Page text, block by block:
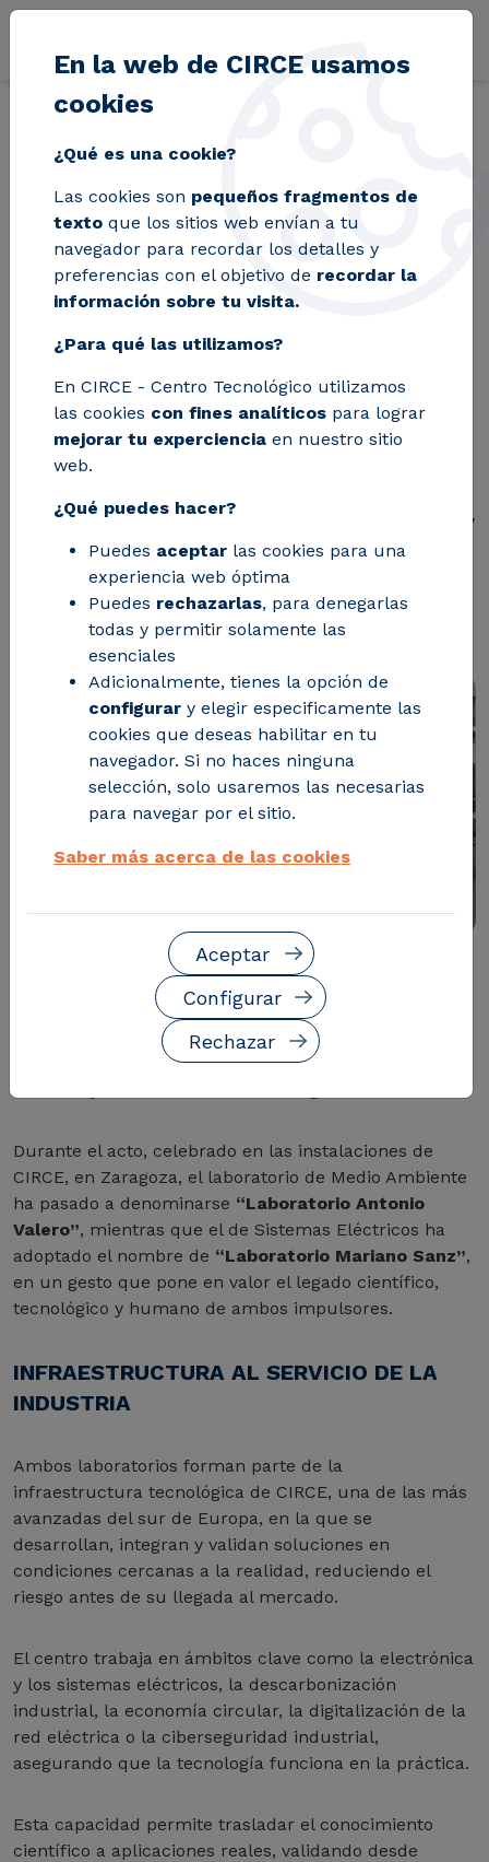
Pasar al contenido principal
Blog CIRCE homenajea a Antonio Valero y Mariano
CIRCE homenajea a
Antonio Valero y
Mariano Sanz dando
su nombre a los
laboratorios
Sistemas Eléctricos llevarán desde hoy
el nombre de los dos fundadores que
pusieron en marcha el centro
tecnológico aragonés en 1993
centro tecnológico CIRCE
ha rendido homenaje este
jueves a sus fundadores,Antonio Valero
, con el nombramiento de sus laboratorios, en
reconocimiento a una trayectoria decisiva en la
Durante el acto, celebrado en las instalaciones de
CIRCE, en Zaragoza, el laboratorio de Medio Ambiente
ha pasado a denominarse “Laboratorio Antonio
Valero”, mientras que el de Sistemas Eléctricos ha
adoptado el nombre de “Laboratorio Mariano Sanz”,
en un gesto que pone en valor el legado científico,
tecnológico y humano de ambos impulsores.
INFRAESTRUCTURA AL SERVICIO DE LA
INDUSTRIA
Ambos laboratorios forman parte de la
infraestructura tecnológica de CIRCE, una de las más
avanzadas del sur de Europa, en la que se
desarrollan, integran y validan soluciones en
condiciones cercanas a la realidad, reduciendo el
riesgo antes de su llegada al mercado.
El centro trabaja en ámbitos clave como la electrónica
y los sistemas eléctricos, la descarbonización
industrial, la economía circular, la digitalización de la
red eléctrica o la ciberseguridad industrial,
asegurando que la tecnología funciona en la práctica.
Esta capacidad permite trasladar el conocimiento
científico a aplicaciones reales, validando desde
En la web de CIRCE usamos
cookies
¿Qué es una cookie?
Las cookies son pequeños fragmentos de
texto que los sitios web envían a tu
navegador para recordar los detalles y
preferencias con el objetivo de recordar la
información sobre tu visita.
¿Para qué las utilizamos?
En CIRCE - Centro Tecnológico utilizamos
las cookies con fines analíticos para lograr
mejorar tu experciencia en nuestro sitio
web.
¿Qué puedes hacer?
Puedes aceptar las cookies para una
experiencia web óptima
Puedes rechazarlas, para denegarlas
todas y permitir solamente las
esenciales
Adicionalmente, tienes la opción de
configurar y elegir especificamente las
cookies que deseas habilitar en tu
navegador. Si no haces ninguna
selección, solo usaremos las necesarias
para navegar por el sitio.
Saber más acerca de las cookies
Rechazar
Configurar
Aceptar